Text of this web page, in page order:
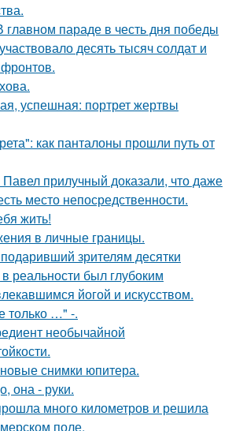
главном параде в честь дня победы
десять тысяч солдат и
успешная: портрет жертвы
как панталоны прошли путь от
прилучный доказали, что даже
место непосредственности.
жить!
в личные границы.
зрителям десятки
реальности был глубоким
йогой и искусством.
только …" -.
необычайной
снимки юпитера.
она - руки.
много километров и решила
поле.